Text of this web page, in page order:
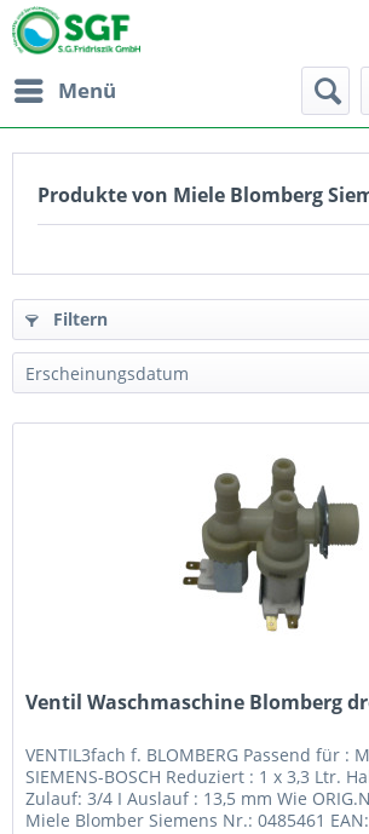
Menü
Produkte von Miele Blomberg
Filtern
Ventil Waschmaschine Blomberg
VENTIL3fach f. BLOMBERG Passend für :
SIEMENS-BOSCH Reduziert : 1 x 3,3 Ltr.
Zulauf: 3/4 I Auslauf : 13,5 mm Wie
Miele Blomber Siemens Nr.: 0485461